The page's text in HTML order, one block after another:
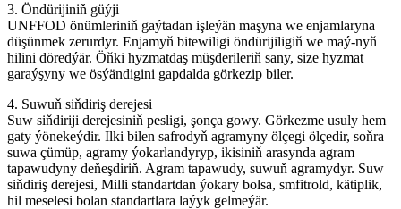
3. Öndürijiniň güýji
UNFFOD önümleriniň gaýtadan işleýän maşyna we enjamlaryna
düşünmek zerurdyr. Enjamyň bitewiligi öndürijiligiň we maý-nyň
hilini döredýär. Öňki hyzmatdaş müşderileriň sany, size hyzmat
garaýşyny we ösýändigini gapdalda görkezip biler.
4. Suwuň siňdiriş derejesi
Suw siňdiriji derejesiniň pesligi, şonça gowy. Görkezme usuly hem
gaty ýönekeýdir. Ilki bilen safrodyň agramyny ölçegi ölçedir, soňra
suwa çümüp, agramy ýokarlandyryp, ikisiniň arasynda agram
tapawudyny deňeşdiriň. Agram tapawudy, suwuň agramydyr. Suw
siňdiriş derejesi, Milli standartdan ýokary bolsa, smfitrold, kätiplik,
hil meselesi bolan standartlara laýyk gelmeýär.